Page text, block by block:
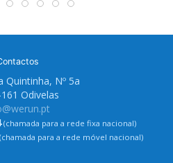
Quintinha, Nº 5a
Odivelas
(chamada para a rede fixa nacional)
(chamada para a rede móvel nacional)